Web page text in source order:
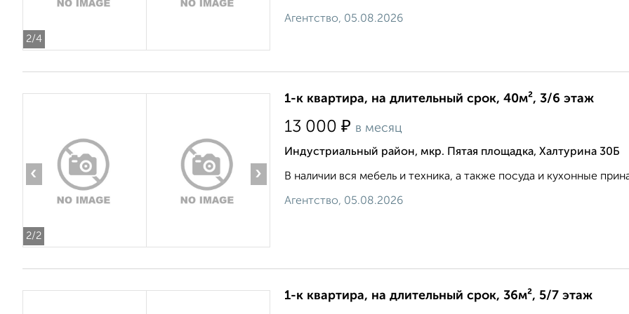
2/4
Агентство, 05.08.2026
2/2
‹ ›
1-к квартира, на длительный срок, 40м², 3/6 этаж
13 000 ₽ в месяц
Индустриальный район, мкр. Пятая площадка, Халтурина 30Б
В наличии вся мебель и техника, а также посуда и кухонные
Агентство, 05.08.2026
1-к квартира, на длительный срок, 36м², 5/7 этаж